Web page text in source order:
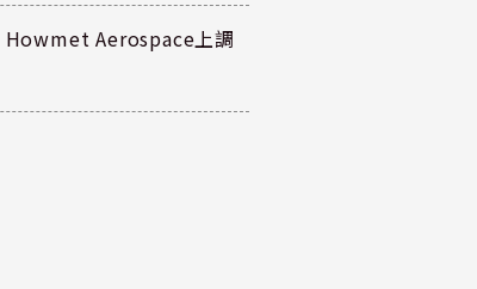
Aerospace上調